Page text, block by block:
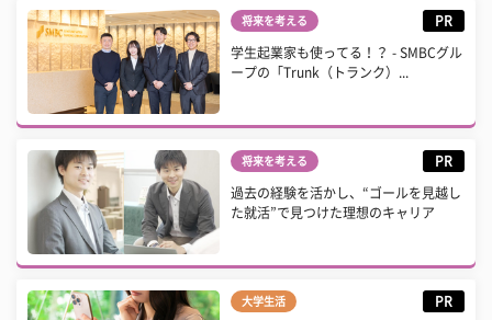
将来を考える PR
学生起業家も使ってる！？ - SMBCグル
ープの「Trunk（トランク）...
将来を考える PR
過去の経験を活かし、“ゴールを見越し
た就活”で見つけた理想のキャリア
大学生活 PR